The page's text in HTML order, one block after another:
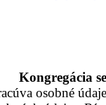
Kongregácia
osobné